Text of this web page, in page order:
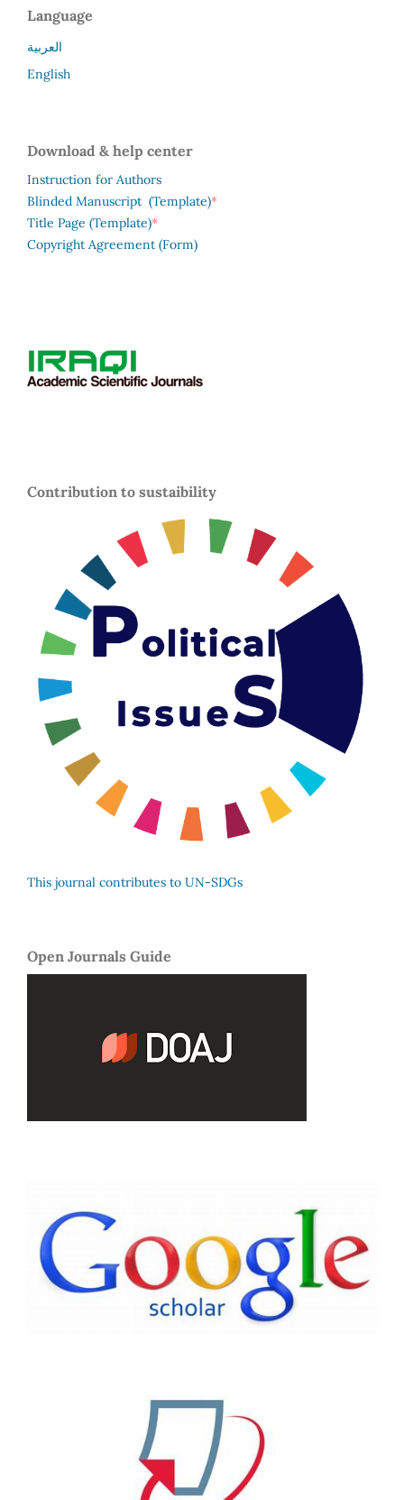
Language
العربية
English
Download & help center
Instruction for Authors
Blinded Manuscript (Template)*
Title Page (Template)*
Copyright Agreement (Form)
Contribution to sustaibility
This journal contributes to UN-SDGs
Open Journals Guide